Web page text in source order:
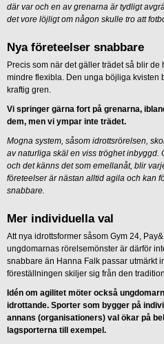
där var och en av grenarna är tydligt
det vore löjligt om någon skulle tro att
Nya företeelser snabbare
Precis som när det gäller trädet så blir
mindre flexibla. Den unga böjliga kvisten
kraftig gren.
Vi springer gärna fort på grenarna,
dem, men vi ympar inte trädet.
Mogna system, såsom idrottsrörelsen,
av naturliga skäl en viss tröghet inbyggd.
och det känns det som emellanåt, blir
företeelser är nästan alltid agila och kan
snabbare.
Mer individuella val
Att nya idrottsformer såsom Gym 24,
ungdomarnas rörelsemönster är därför
snabbare än Hanna Falk passar utmärkt
föreställningen skiljer sig från den
Idén om agilitet möter också
idrottande. Sporter som bygger på
annans (organisationers) val ökar på
lagsporterna till exempel.